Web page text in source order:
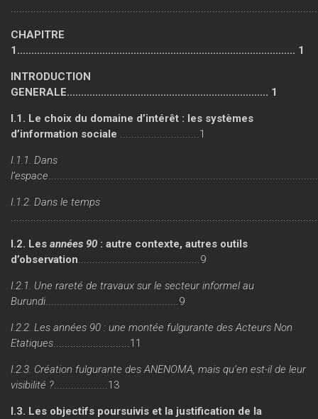
CHAPITRE
1.................................................................................................. 1
INTRODUCTION
GENERALE....................................................................... 1
I.1. Le choix du domaine d’intérêt : les systèmes
d’information sociale
............................1
I.1.1. Dans
l’espace
I.1.2. Dans le temps
I.2. Les années 90 : autre contexte, autres outils
d’observation ...........................................9
I.2.1. Une rareté de travaux sur le secteur informel au
Burundi ...............................................9
I.2.2. Les années 90 : une montée fulgurante des Acteurs Non
Etatiques ...........................11
I.2.3. Création fulgurante des ANENOMA, mais qu’en est-il de leur
visibilité ? ...................13
I.3. Les objectifs poursuivis et la justification de la